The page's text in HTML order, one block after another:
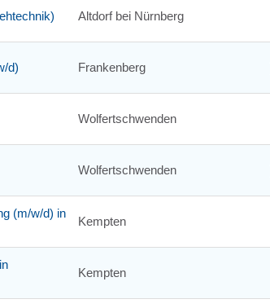
Altdorf bei Nürnberg
d) Frankenberg
Wolfertschwenden
Wolfertschwenden
(m/w/d) in
Kempten
Kempten